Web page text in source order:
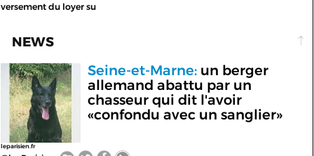
versement du loyer su
NEWS
leparisien.fr
Seine-et-Marne:un berger
allemand abattu par un
chasseur qui dit l'avoir
«confondu avec un sanglier»